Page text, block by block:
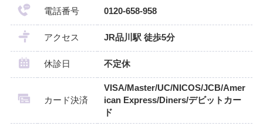
電話番号 0120-658-958
アクセス JR品川駅 徒歩5分
休診日 不定休
カード決済
VISA/Master/UC/NICOS/JCB/Amer
ican Express/Diners/デビットカー
ド